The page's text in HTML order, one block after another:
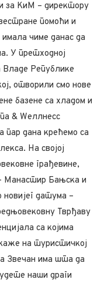
за КиМ – директору
помоћи и
чиме данас да
У претходној
Владе Републике
отворили смо нове
базене са хладом и
& Wеллнесс
пар дана крећемо са
На својој
грађевине,
Манастир Бањска и
датума –
Тврђаву
са којима
на туристичкој
Звечан има шта да
наши драги